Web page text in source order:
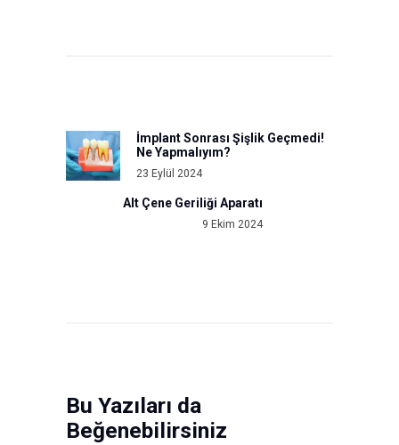
Previous
İmplant Sonrası Şişlik Geçmedi!
Ne Yapmalıyım?
23 Eylül 2024
post:
Alt Çene Geriliği Aparatı
9 Ekim 2024
Bu Yazıları da
Beğenebilirsiniz